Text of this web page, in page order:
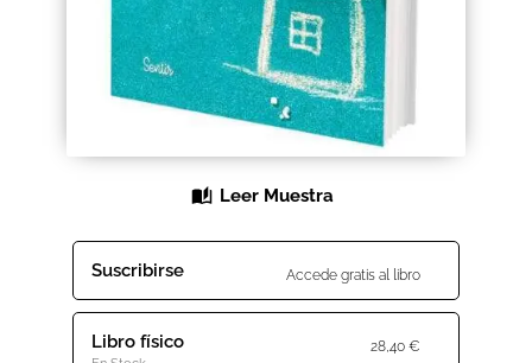
CONDICIONES DE COMPRA
Content restricted
Distribuidores
Leer Muestra
Suscribirse Accede gratis al libro
Libro físico 28,40 €